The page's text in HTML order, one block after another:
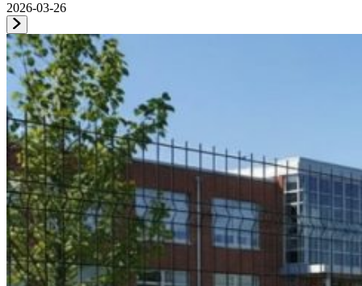
2026-03-26